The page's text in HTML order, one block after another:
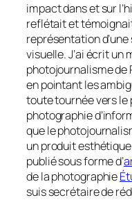
impact dans et sur
reflétait et
représentation
visuelle. J’ai écrit un
photojournalisme de
en pointant les
toute tournée vers le
photographie
que le
un produit
publié sous forme d’
de la photographie
suis secrétaire de